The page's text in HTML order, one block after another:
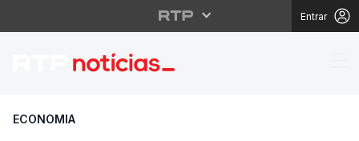
Entrar
Valor aplicado em
ECONOMIA